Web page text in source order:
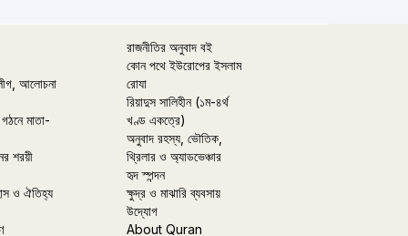
আলোচনা
মাতা-
শরয়ী
ও ঐতিহ্য
রাজনীতির অনুবাদ বই
কোন পথে ইউরোপের ইসলাম
রোযা
রিয়াদুস সালিহীন (১ম-৪র্থ
খণ্ড একত্রে)
অনুবাদ রহস্য, ভৌতিক,
থ্রিলার ও অ্যাডভেঞ্চার
হৃদ স্পন্দন
ক্ষুদ্র ও মাঝারি ব্যবসায়
উদ্যোগ
About Quran